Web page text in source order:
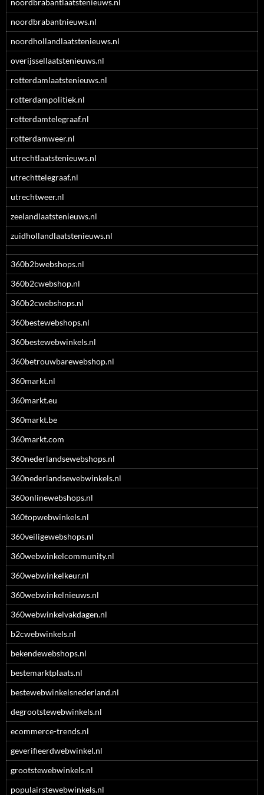
noordbrabantlaatstenieuws.nl
noordbrabantnieuws.nl
noordhollandlaatstenieuws.nl
overijssellaatstenieuws.nl
rotterdamlaatstenieuws.nl
rotterdampolitiek.nl
rotterdamtelegraaf.nl
rotterdamweer.nl
utrechtlaatstenieuws.nl
utrechttelegraaf.nl
utrechtweer.nl
zeelandlaatstenieuws.nl
zuidhollandlaatstenieuws.nl
360b2bwebshops.nl
360b2cwebshop.nl
360b2cwebshops.nl
360bestewebshops.nl
360bestewebwinkels.nl
360betrouwbarewebshop.nl
360markt.nl
360markt.eu
360markt.be
360markt.com
360nederlandsewebshops.nl
360nederlandsewebwinkels.nl
360onlinewebshops.nl
360topwebwinkels.nl
360veiligewebshops.nl
360webwinkelcommunity.nl
360webwinkelkeur.nl
360webwinkelnieuws.nl
360webwinkelvakdagen.nl
b2cwebwinkels.nl
bekendewebshops.nl
bestemarktplaats.nl
bestewebwinkelsnederland.nl
degrootstewebwinkels.nl
ecommerce-trends.nl
geverifieerdwebwinkel.nl
grootstewebwinkels.nl
populairstewebwinkels.nl